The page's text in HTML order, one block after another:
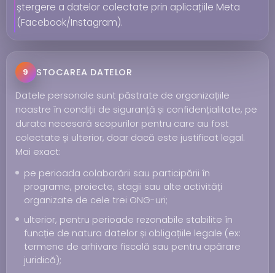
ștergere a datelor colectate prin aplicațiile Meta
(Facebook/Instagram).
9
STOCAREA DATELOR
Datele personale sunt păstrate de organizațiile
noastre în condiții de siguranță și confidențialitate, pe
durata necesară scopurilor pentru care au fost
colectate și ulterior, doar dacă este justificat legal.
Mai exact:
pe perioada colaborării sau participării în
programe, proiecte, stagii sau alte activități
organizate de cele trei ONG-uri;
ulterior, pentru perioade rezonabile stabilite în
funcție de natura datelor și obligațiile legale (ex:
termene de arhivare fiscală sau pentru apărare
juridică);